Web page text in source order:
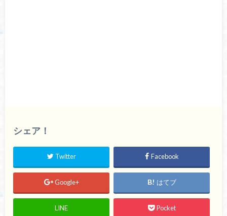
シェア！
Twitter Facebook
Google+ はてブ
LINE Pocket